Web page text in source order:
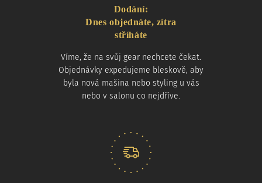
Dodání:
Dnes objednáte, zítra
stříháte
Víme, že na svůj gear nechcete čekat.
Objednávky expedujeme bleskově, aby
byla nová mašina nebo styling u vás
nebo v salonu co nejdříve.